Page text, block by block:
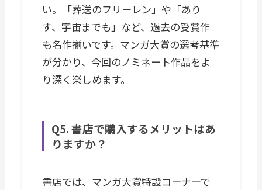
い。「葬送のフリーレン」や「あり
す、宇宙までも」など、過去の受賞作
も名作揃いです。マンガ大賞の選考基準
が分かり、今回のノミネート作品をよ
り深く楽しめます。
Q5. 書店で購入するメリットはあ
りますか？
書店では、マンガ大賞特設コーナーで